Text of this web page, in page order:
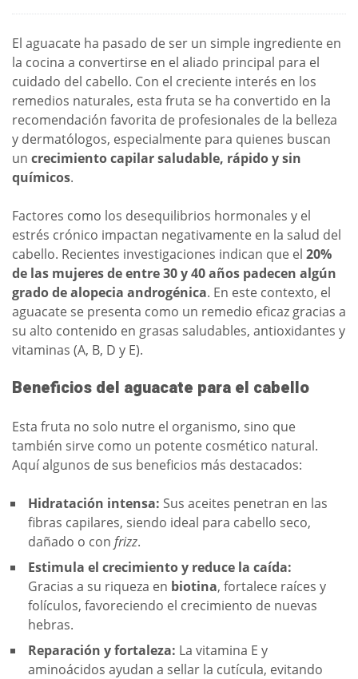
El aguacate ha pasado de ser un simple ingrediente en
la cocina a convertirse en el aliado principal para el
cuidado del cabello. Con el creciente interés en los
remedios naturales, esta fruta se ha convertido en la
recomendación favorita de profesionales de la belleza
y dermatólogos, especialmente para quienes buscan
un crecimiento capilar saludable, rápido y sin
químicos.
Factores como los desequilibrios hormonales y el
estrés crónico impactan negativamente en la salud del
cabello. Recientes investigaciones indican que el 20%
de las mujeres de entre 30 y 40 años padecen algún
grado de alopecia androgénica. En este contexto, el
aguacate se presenta como un remedio eficaz gracias a
su alto contenido en grasas saludables, antioxidantes y
vitaminas (A, B, D y E).
Beneficios del aguacate para el cabello
Esta fruta no solo nutre el organismo, sino que
también sirve como un potente cosmético natural.
Aquí algunos de sus beneficios más destacados:
Hidratación intensa: Sus aceites penetran en las
fibras capilares, siendo ideal para cabello seco,
dañado o con frizz.
Estimula el crecimiento y reduce la caída:
Gracias a su riqueza en biotina, fortalece raíces y
folículos, favoreciendo el crecimiento de nuevas
hebras.
Reparación y fortaleza: La vitamina E y
aminoácidos ayudan a sellar la cutícula, evitando